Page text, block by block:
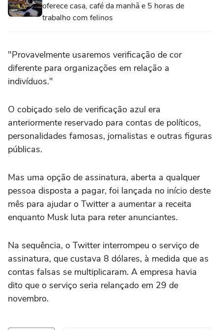
oferece casa, café da manhã e 5 horas de
trabalho com felinos
"Provavelmente usaremos verificação de cor
diferente para organizações em relação a
indivíduos."
O cobiçado selo de verificação azul era
anteriormente reservado para contas de políticos,
personalidades famosas, jornalistas e outras figuras
públicas.
Mas uma opção de assinatura, aberta a qualquer
pessoa disposta a pagar, foi lançada no início deste
mês para ajudar o Twitter a aumentar a receita
enquanto Musk luta para reter anunciantes.
Na sequência, o Twitter interrompeu o serviço de
assinatura, que custava 8 dólares, à medida que as
contas falsas se multiplicaram. A empresa havia
dito que o serviço seria relançado em 29 de
novembro.